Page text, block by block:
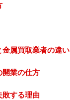
金属買取業者の違い
開業の仕方
敗する理由